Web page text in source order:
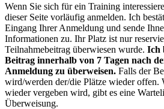
Wenn Sie sich für ein Training
dieser Seite vorläufig anmelden. Ich
Eingang Ihrer Anmeldung und sende
Informationen zu. Ihr Platz ist nur
Teilnahmebeitrag überwiesen wurde. Ich
Beitrag innerhalb von 7 Tagen nach
Anmeldung zu überweisen. Falls der
wird/werden der/die Plätze wieder offen.
wieder vergeben wird, gibt es eine
Überweisung.